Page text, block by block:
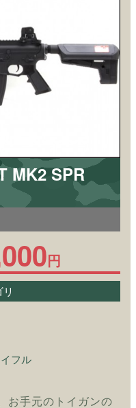
MK2 SPR
円
フル
お手元のトイガンの